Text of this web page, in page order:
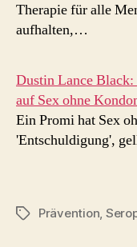
Therapie für alle
aufhalten,…
Dustin Lance Black:
auf Sex ohne
Ein Promi hat Sex
'Entschuldigung',
Schlagwörter
Prävention,